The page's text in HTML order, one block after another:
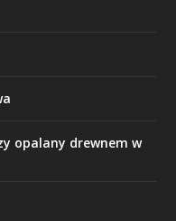
opalany drewnem w